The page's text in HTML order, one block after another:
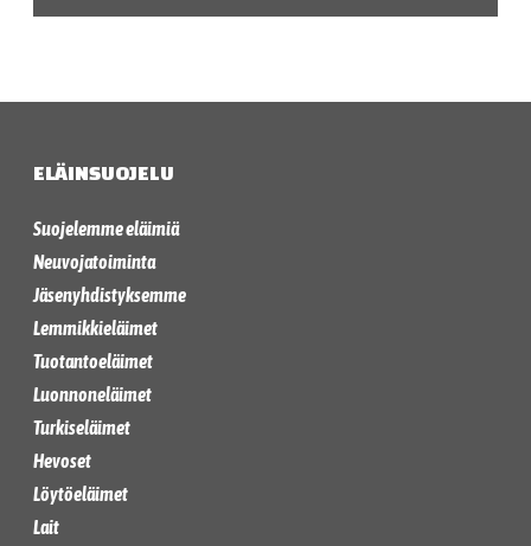
ELÄINSUOJELU
Suojelemme eläimiä
Neuvojatoiminta
Jäsenyhdistyksemme
Lemmikkieläimet
Tuotantoeläimet
Luonnoneläimet
Turkiseläimet
Hevoset
Löytöeläimet
Lait